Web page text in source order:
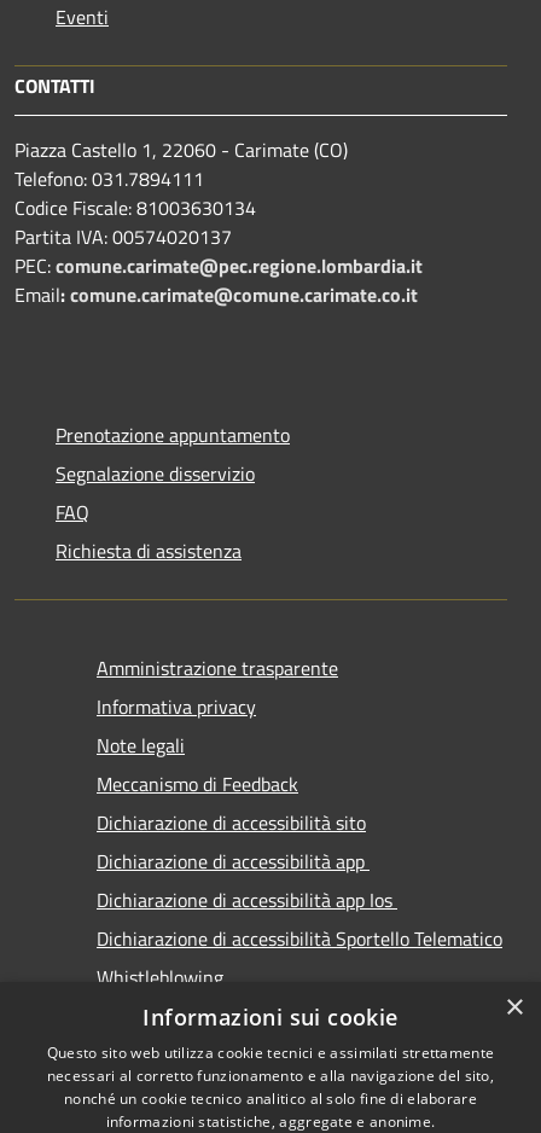
Eventi
CONTATTI
Piazza Castello 1, 22060 - Carimate (CO)
Telefono: 031.7894111
Codice Fiscale: 81003630134
Partita IVA: 00574020137
PEC:comune.carimate@pec.regione.lombardia.it
Email:comune.carimate@comune.carimate.co.it
Prenotazione appuntamento
Segnalazione disservizio
FAQ
Richiesta di assistenza
Amministrazione trasparente
Informativa privacy
Note legali
Meccanismo di Feedback
Dichiarazione di accessibilità sito
Dichiarazione di accessibilità app
Dichiarazione di accessibilità app Ios
Dichiarazione di accessibilità Sportello Telematico
Whistleblowing
×
Informazioni sui cookie
Questo sito web utilizza cookie tecnici e assimilati strettamente
necessari al corretto funzionamento e alla navigazione del sito,
nonché un cookie tecnico analitico al solo fine di elaborare
informazioni statistiche, aggregate e anonime.